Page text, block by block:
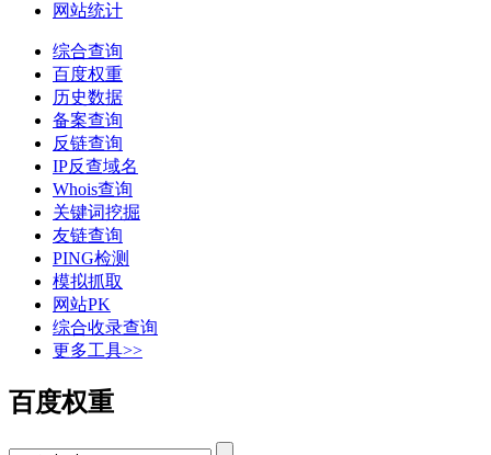
网站统计
综合查询
百度权重
历史数据
备案查询
反链查询
IP反查域名
Whois查询
关键词挖掘
友链查询
PING检测
模拟抓取
网站PK
综合收录查询
更多工具>>
百度权重